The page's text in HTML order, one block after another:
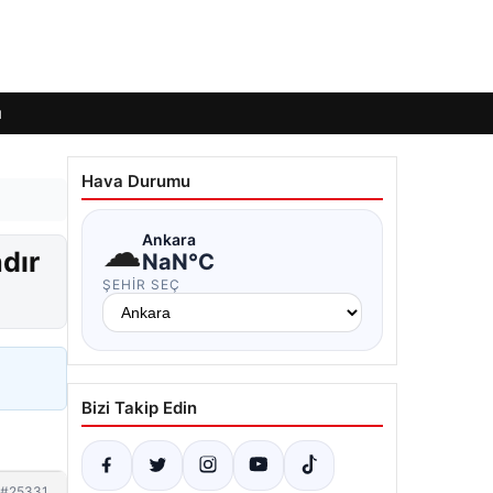
Hava Durumu
☁Ankara
NaN°C
ŞEHIR SEÇ
Bizi Takip Edin